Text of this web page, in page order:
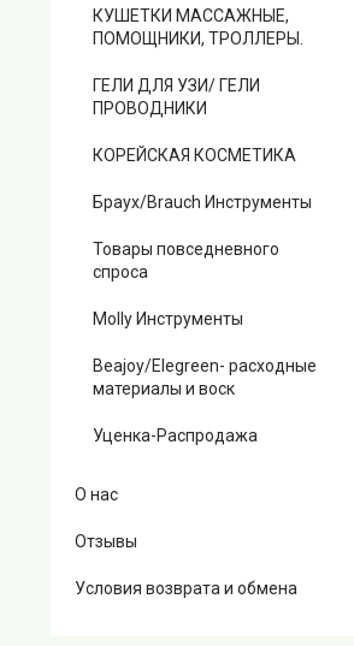
КУШЕТКИ МАССАЖНЫЕ,
ПОМОЩНИКИ, ТРОЛЛЕРЫ.
ГЕЛИ ДЛЯ УЗИ/ ГЕЛИ
ПРОВОДНИКИ
КОРЕЙСКАЯ КОСМЕТИКА
Браух/Brauch Инструменты
Товары повседневного
спроса
Molly Инструменты
Beajoy/Elegreen- расходные
материалы и воск
Уценка-Распродажа
О нас
Отзывы
Условия возврата и обмена